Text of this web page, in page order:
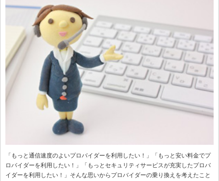
「もっと通信速度のよいプロバイダーを利用したい！」「もっと安い料金でプ
ロバイダーを利用したい！」「もっとセキュリティサービスが充実したプロバ
イダーを利用したい！」そんな思いからプロバイダーの乗り換えを考えたこと